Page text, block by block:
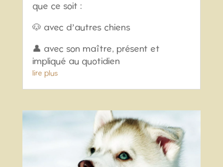
que ce soit :
🐶 avec d’autres chiens
👤 avec son maître, présent et
impliqué au quotidien
lire plus